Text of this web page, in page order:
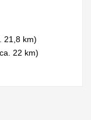
21,8 km)
22 km)